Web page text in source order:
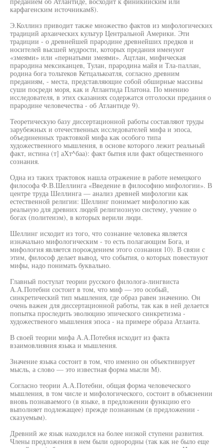
карфагенским источникам8).
Э.Коллинз приводит также множество фактов из мифологических
традиций архаических культур Центральной Америки. Эти
традиции - о древнейшей прародине древнейших предков и
носителей высшей мудрости, которых предания именуют
«змеями» или «пернатыми змеями». Ацтлан, мифическая
прародина мексиканцев, Тулан, прародина майя и Тла-паллан,
родина бога тольтеков Кетцалькоатля, согласно древним
преданиям, - места, представляющие собой обширные массивы
суши посреди моря, как и Атлантида Платона. По мнению
исследователя, в этих сказаниях содержатся отголоски предания о
прародине человечества - об Атлантиде 9).
Теоретическую базу диссертационной работы составляют труды
зарубежных и отечественных исследователей мифа и эпоса,
объединенных трактовкой мифа как особого типа
художественного мышления, в основе которого лежит реальный
факт, истина (т] аХт^баа): факт бытия или факт общественного
сознания.
Одна из таких трактовок нашла отражение в работе немецкого
философа Ф.В.Шеллинга «Введение в философию мифологии». В
центре труда Шеллинга — анализ древней мифологии как
естественной религии: Шеллинг понимает мифологию как
реальную для древних людей религиозную систему, учение о
богах (политеизм), в которых верили люди.
Шеллинг исходит из того, что сознание человека является
изначально мифологическим - то есть полагающим Бога, и
мифология является порождением этого сознания 10). В связи с
этим, философ делает вывод, что события, о которых повествуют
мифы, надо понимать буквально.
Главный постулат теории русского филолога-лингвиста
А.А.Потебни состоит в том, что миф — это особый,
синкретический тип мышления, где образ равен значению. Он
очень важен для диссертационной работы, так как в ней делается
попытка проследить эволюцию эпического синкретизма -
художественого мышления эпоса - на примере образа Атланта.
В своей теории мифа А.А.Потебня исходит из факта
взаимовлияния языка и мышления.
Значение языка состоит в том, что именно он объективирует
мысль, а слово — это известная форма мысли М).
Согласно теории А.А.Потебни, общая форма человеческого
мышления, в том числе и мифологического, состоит в объяснении
вновь познаваемого (в языке, в предложении функцию его
выполняет подлежащее) прежде познанным (в предложении -
сказуемым).
Древний же язык находился на более низкой ступени развития.
Члены предложения в нем были однородны (так как не было еще